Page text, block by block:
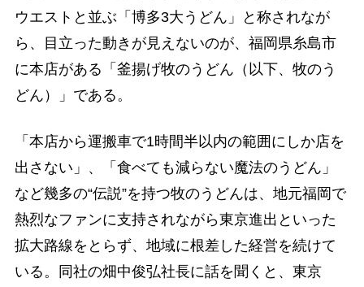
ウエストと並ぶ「博多3大うどん」と称されなが
ら、目立った動きが見えないのが、福岡県糸島市
に本店がある「釜揚げ牧のうどん（以下、牧のう
どん）」である。
「本店から運搬車で1時間半以内の範囲にしか店を
出さない」、「食べても減らない魔法のうどん」
など幾多の“伝説”を持つ牧のうどんは、地元福岡で
熱烈なファンに支持されながら東京進出といった
拡大路線をとらず、地域に根差した経営を続けて
いる。同社の畑中俊弘社長に話を聞くと、東京